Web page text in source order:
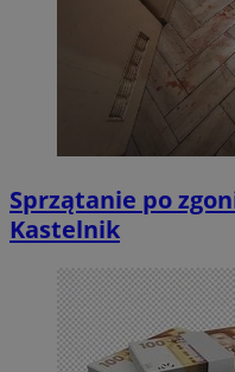
Sprzątanie po
Kastelnik